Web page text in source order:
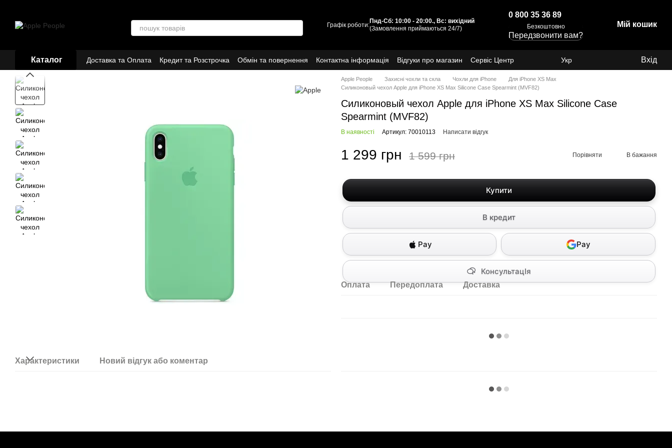
Графік роботи:
Пнд-Сб: 10:00 - 20:00., Вс: вихідний
(Замовлення приймаються 24/7)
0 800 35 36 89
Безкоштовно
Передзвонити вам?
Мій кошик
Каталог Доставка та Оплата Кредит та Розстрочка Обмін та повернення Контактна інформація Відгуки про магазин
Сервіс Центр
Договір публічної оферти
Партнери Про нас
Укр Вхід
Характеристики Новий відгук або коментар
Apple People Захисні чохли та скла Чохли для iPhone
Для iPhone XS Max
Силиконовый чехол Apple для iPhone XS Max Silicone Case Spearmint (MVF82)
Силиконовый чехол Apple для iPhone XS Max Silicone Case
Spearmint (MVF82)
В наявності Артикул: 70010113 Написати відгук
1 299 грн 1 599 грн Порівняти В бажання
Купити
В кредит
КонсультацІя
Pay Pay
Оплата Передоплата Доставка